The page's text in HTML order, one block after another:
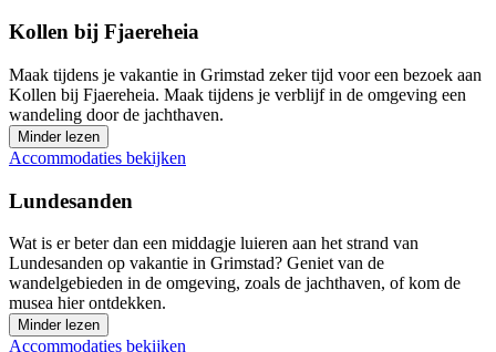
Kollen bij Fjaereheia
Maak tijdens je vakantie in Grimstad zeker tijd voor een bezoek aan
Kollen bij Fjaereheia. Maak tijdens je verblijf in de omgeving een
wandeling door de jachthaven.
Minder lezen
Accommodaties bekijken
Lundesanden
Wat is er beter dan een middagje luieren aan het strand van
Lundesanden op vakantie in Grimstad? Geniet van de
wandelgebieden in de omgeving, zoals de jachthaven, of kom de
musea hier ontdekken.
Minder lezen
Accommodaties bekijken